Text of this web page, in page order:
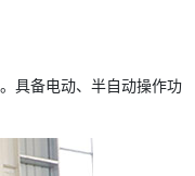
具备电动、半自动操作功